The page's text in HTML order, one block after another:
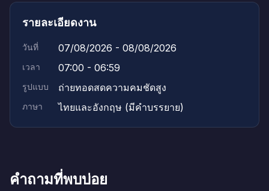
รายละเอียดงาน
วันที่ 07/08/2026 - 08/08/2026
เวลา 07:00 - 06:59
รูปแบบ ถ่ายทอดสดความคมชัดสูง
ภาษา ไทยและอังกฤษ (มีคำบรรยาย)
คำถามที่พบบ่อย